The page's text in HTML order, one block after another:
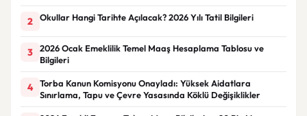
2 Okullar Hangi Tarihte Açılacak? 2026 Yılı Tatil Bilgileri
3
2026 Ocak Emeklilik Temel Maaş Hesaplama Tablosu ve
Bilgileri
4
Torba Kanun Komisyonu Onayladı: Yüksek Aidatlara
Sınırlama, Tapu ve Çevre Yasasında Köklü Değişiklikler